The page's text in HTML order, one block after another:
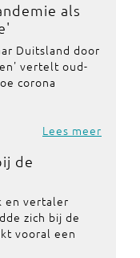
als
Duitsland door
vertelt oud-
corona
Lees meer
de
en vertaler
zich bij de
vooral een